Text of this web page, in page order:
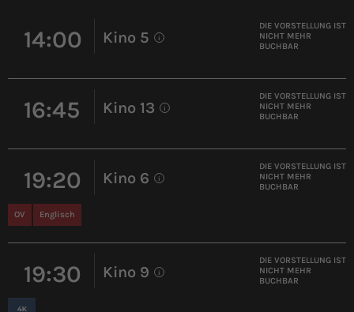
14:00 Kino 5 i
DIE VORSTELLUNG IST
NICHT MEHR
BUCHBAR
16:45 Kino 13 i
DIE VORSTELLUNG IST
NICHT MEHR
BUCHBAR
19:20 Kino 6 i
OV Englisch
DIE VORSTELLUNG IST
NICHT MEHR
BUCHBAR
19:30 Kino 9 i
DIE VORSTELLUNG IST
NICHT MEHR
BUCHBAR